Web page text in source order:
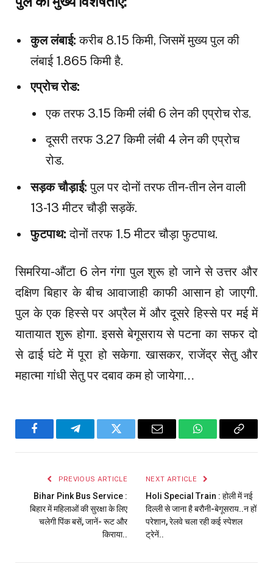
कुल लंबाई: करीब 8.15 किमी, जिसमें मुख्य पुल की
लंबाई 1.865 किमी है.
एप्रोच रोड:
एक तरफ 3.15 किमी लंबी 6 लेन की एप्रोच रोड.
दूसरी तरफ 3.27 किमी लंबी 4 लेन की एप्रोच
रोड.
सड़क चौड़ाई: पुल पर दोनों तरफ तीन-तीन लेन वाली
13-13 मीटर चौड़ी सड़कें.
फुटपाथ: दोनों तरफ 1.5 मीटर चौड़ा फुटपाथ.
सिमरिया-औंटा 6 लेन गंगा पुल शुरू हो जाने से उत्तर और
दक्षिण बिहार के बीच आवाजाही काफी आसान हो जाएगी.
पुल के एक हिस्से पर अप्रैल में और दूसरे हिस्से पर मई में
यातायात शुरू होगा. इससे बेगूसराय से पटना का सफर दो
से ढाई घंटे में पूरा हो सकेगा. खासकर, राजेंद्र सेतु और
महात्मा गांधी सेतु पर दबाव कम हो जायेगा…
FacebookTelegramTwitter Email WhatsAppCopy
PREVIOUS ARTICLE
Bihar Pink Bus Service :
बिहार में महिलाओं की सुरक्षा के लिए
चलेगी पिंक बसें, जानें- रूट और
किराया..
NEXT ARTICLE
Holi Special Train : होली में नई
दिल्ली से जाना है बरौनी-बेगूसराय..न हों
परेशान, रेलवे चला रही कई स्पेशल
ट्रेनें..